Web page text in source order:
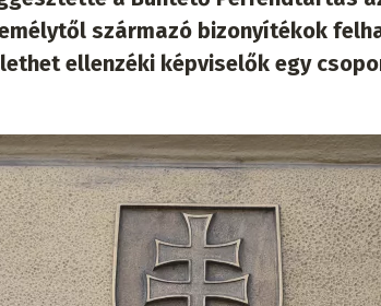
származó bizonyítékok
ellenzéki képviselők egy